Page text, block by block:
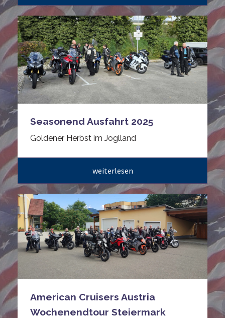
Seasonend Ausfahrt 2025
Goldener Herbst im Joglland
weiterlesen
American Cruisers Austria
Wochenendtour Steiermark